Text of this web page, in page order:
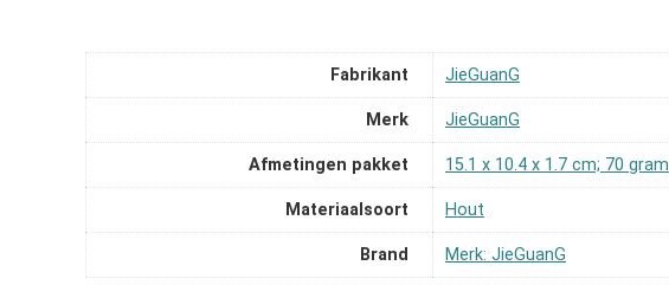
Fabrikant ‎JieGuanG
Merk ‎JieGuanG
Afmetingen pakket ‎15.1 x 10.4 x 1.7 cm; 70 gram
Materiaalsoort ‎Hout
Brand Merk: JieGuanG